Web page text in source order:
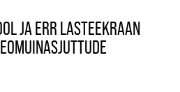
JA ERR LASTEEKRAAN